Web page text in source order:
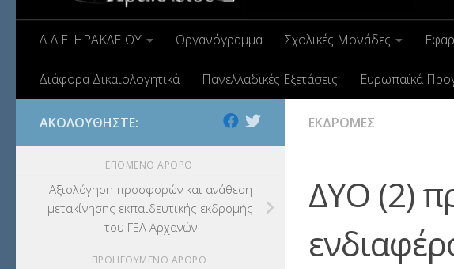
Δ.Δ.Ε. ΗΡΑΚΛΕΙΟΥ Οργανόγραμμα Σχολικές Μονάδες
Διάφορα Δικαιολογητικά Πανελλαδικές Εξετάσεις Ευρωπαϊκά
ΕΚΔΡΟΜΕΣ
ΔΥΟ (2)
ΑΚΟΛΟΥΘΉΣΤΕ:
ΕΠΌΜΕΝΟ ΆΡΘΡΟ
Αξιολόγηση προσφορών και ανάθεση
μετακίνησης εκπαιδευτικής εκδρομής
του ΓΕΛ Αρχανών
ΠΡΟΗΓΟΎΜΕΝΟ ΆΡΘΡΟ